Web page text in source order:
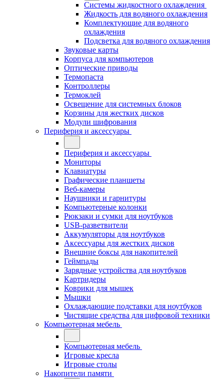
Системы жидкостного охлаждения
Жидкость для водяного охлаждения
Комплектующие для водяного
охлаждения
Подсветка для водяного охлаждения
Звуковые карты
Корпуса для компьютеров
Оптические приводы
Термопаста
Контроллеры
Термоклей
Освещение для системных блоков
Корзины для жестких дисков
Модули шифрования
Периферия и аксессуары
Периферия и аксессуары
Мониторы
Клавиатуры
Графические планшеты
Веб-камеры
Наушники и гарнитуры
Компьютерные колонки
Рюкзаки и сумки для ноутбуков
USB-разветвители
Аккумуляторы для ноутбуков
Аксессуары для жестких дисков
Внешние боксы для накопителей
Геймпады
Зарядные устройства для ноутбуков
Картридеры
Коврики для мышек
Мышки
Охлаждающие подставки для ноутбуков
Чистящие средства для цифровой техники
Компьютерная мебель
Компьютерная мебель
Игровые кресла
Игровые столы
Накопители памяти